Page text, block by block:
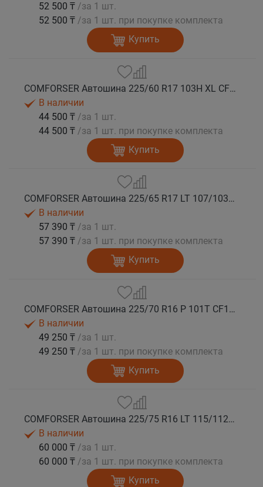
52 500 ₸ /за 1 шт.
52 500 ₸ /за 1 шт. при покупке комплекта
Купить
COMFORSER Автошина 225/60 R17 103H XL CF1100 RWL лето
В наличии
44 500 ₸ /за 1 шт.
44 500 ₸ /за 1 шт. при покупке комплекта
Купить
COMFORSER Автошина 225/65 R17 LT 107/103S CF1100 8PR RWL лето
В наличии
57 390 ₸ /за 1 шт.
57 390 ₸ /за 1 шт. при покупке комплекта
Купить
COMFORSER Автошина 225/70 R16 P 101T CF1100 RWL лето
В наличии
49 250 ₸ /за 1 шт.
49 250 ₸ /за 1 шт. при покупке комплекта
Купить
COMFORSER Автошина 225/75 R16 LT 115/112R CF1100 10PR RWL лето
В наличии
60 000 ₸ /за 1 шт.
60 000 ₸ /за 1 шт. при покупке комплекта
Купить